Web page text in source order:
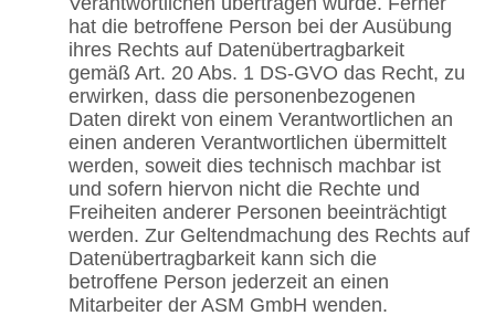
hat die betroffene Person bei der Ausübung
ihres Rechts auf Datenübertragbarkeit
gemäß Art. 20 Abs. 1 DS-GVO das Recht, zu
erwirken, dass die personenbezogenen
Daten direkt von einem Verantwortlichen an
einen anderen Verantwortlichen übermittelt
werden, soweit dies technisch machbar ist
und sofern hiervon nicht die Rechte und
Freiheiten anderer Personen beeinträchtigt
werden. Zur Geltendmachung des Rechts auf
Datenübertragbarkeit kann sich die
betroffene Person jederzeit an einen
Mitarbeiter der ASM GmbH wenden.